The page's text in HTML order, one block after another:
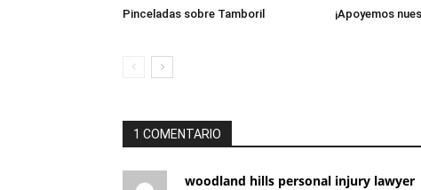
Pinceladas sobre Tamboril ¡Apoyemos
1 COMENTARIO
woodland hills personal injury lawyer